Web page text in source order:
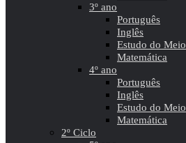
3º ano
Português
Inglês
Estudo do Meio
Matemática
4º ano
Português
Inglês
Estudo do Meio
Matemática
2º Ciclo